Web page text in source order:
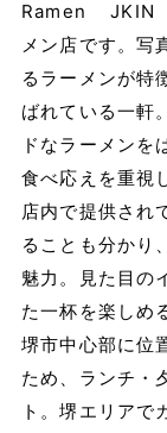
Ramen JKIN
メン店です。写
るラーメンが特
ばれている一軒
ドなラーメンを
食べ応えを重視
店内で提供され
ることも分かり
魅力。見た目の
た一杯を楽しめ
堺市中心部に位
ため、ランチ・
ト。堺エリアで